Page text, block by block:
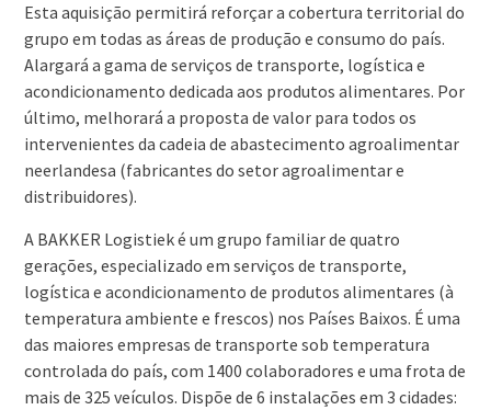
Esta aquisição permitirá reforçar a cobertura territorial do
grupo em todas as áreas de produção e consumo do país.
Alargará a gama de serviços de transporte, logística e
acondicionamento dedicada aos produtos alimentares. Por
último, melhorará a proposta de valor para todos os
intervenientes da cadeia de abastecimento agroalimentar
neerlandesa (fabricantes do setor agroalimentar e
distribuidores).
A BAKKER Logistiek é um grupo familiar de quatro
gerações, especializado em serviços de transporte,
logística e acondicionamento de produtos alimentares (à
temperatura ambiente e frescos) nos Países Baixos. É uma
das maiores empresas de transporte sob temperatura
controlada do país, com 1400 colaboradores e uma frota de
mais de 325 veículos. Dispõe de 6 instalações em 3 cidades: